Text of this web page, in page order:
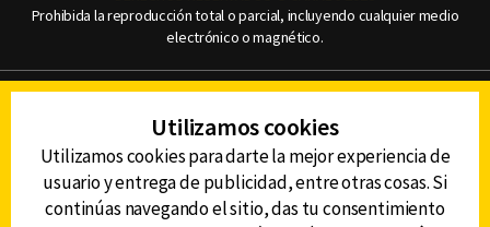
Prohibida la reproducción total o parcial, incluyendo cualquier medio
electrónico o magnético.
AVISO DE PRIVACIDAD
AVISO LEGAL
DEFENSORÍA DE LAS AUDIENCIAS
Utilizamos cookies
Utilizamos cookies para darte la mejor experiencia de
usuario y entrega de publicidad, entre otras cosas. Si
continúas navegando el sitio, das tu consentimiento